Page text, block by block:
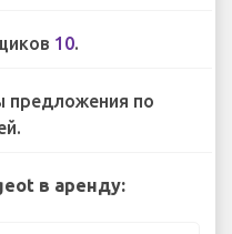
10.
предложения по
в аренду: